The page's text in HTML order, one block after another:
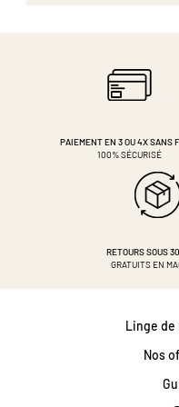
PAIEMENT EN 3 OU 4XSANS
100% SÉCURISÉ
RETOURS SOUS
GRATUITS EN
Linge de
Nos